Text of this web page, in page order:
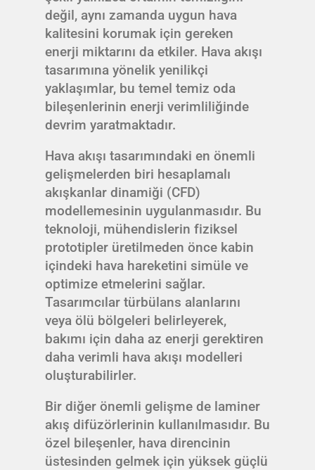
değil, aynı zamanda uygun hava
kalitesini korumak için gereken
enerji miktarını da etkiler. Hava akışı
tasarımına yönelik yenilikçi
yaklaşımlar, bu temel temiz oda
bileşenlerinin enerji verimliliğinde
devrim yaratmaktadır.
Hava akışı tasarımındaki en önemli
gelişmelerden biri hesaplamalı
akışkanlar dinamiği (CFD)
modellemesinin uygulanmasıdır. Bu
teknoloji, mühendislerin fiziksel
prototipler üretilmeden önce kabin
içindeki hava hareketini simüle ve
optimize etmelerini sağlar.
Tasarımcılar türbülans alanlarını
veya ölü bölgeleri belirleyerek,
bakımı için daha az enerji gerektiren
daha verimli hava akışı modelleri
oluşturabilirler.
Bir diğer önemli gelişme de laminer
akış difüzörlerinin kullanılmasıdır. Bu
özel bileşenler, hava direncinin
üstesinden gelmek için yüksek güçlü